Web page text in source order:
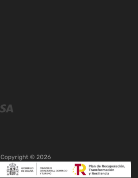
Copyright © 2026